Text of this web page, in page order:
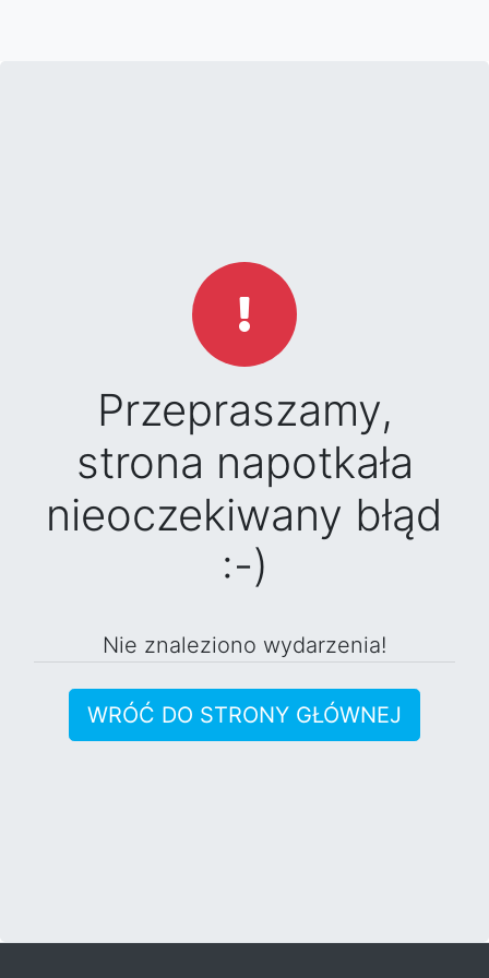
Przepraszamy,
strona napotkała
nieoczekiwany błąd
:-)
Nie znaleziono wydarzenia!
WRÓĆ DO STRONY GŁÓWNEJ